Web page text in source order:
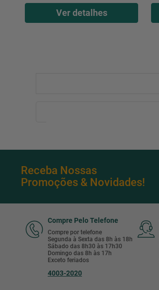
Ver detalhes
Receba Nossas
Promoções & Novidades!
Compre Pelo Telefone
Compre por telefone
Segunda à Sexta das 8h às 18h
Sábado das 8h30 às 17h30
Domingo das 8h às 17h
Exceto feriados
4003-2020